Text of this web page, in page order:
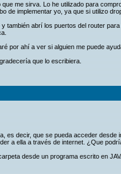
me sirva. Lo he utilizado para
de implementar yo, ya que si utilizo
también abrí los puertos del router
por ahí a ver si alguien me puede
que lo escribiera.
es decir, que se pueda acceder
a ella a través de internet. ¿Que
desde un programa escrito en